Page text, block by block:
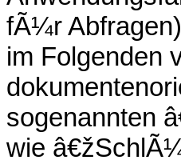
fÃ¼r
im Folgenden
sogenannten
wie